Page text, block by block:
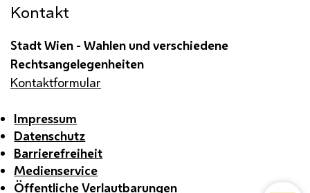
Kontakt
Stadt Wien - Wahlen und verschiedene
Rechtsangelegenheiten
Kontaktformular
Impressum
Datenschutz
Barrierefreiheit
Medienservice
Öffentliche Verlautbarungen